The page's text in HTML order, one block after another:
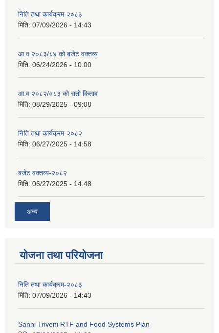
निति तथा कार्यक्रम-२०८३
मिति: 07/09/2026 - 14:43
आ.व २०८३/८४ को बजेट वक्तव्य
मिति: 06/24/2026 - 10:00
आ.व २०८२/०८३ को रातो किताव
मिति: 08/29/2025 - 09:08
निति तथा कार्यक्रम-२०८२
मिति: 06/27/2025 - 14:58
बजेट वक्तव्य-२०८२
मिति: 06/27/2025 - 14:48
अन्य
योजना तथा परियोजना
निति तथा कार्यक्रम-२०८३
मिति: 07/09/2026 - 14:43
Sanni Triveni RTF and Food Systems Plan